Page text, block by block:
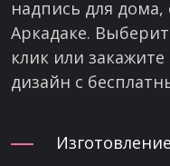
надпись для дома,
Аркадаке.
клик или
дизайн с